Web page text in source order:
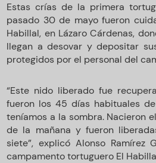
Estas crías de la primera
pasado 30 de mayo fueron
Habillal, en Lázaro Cárdenas,
llegan a desovar y depositar
protegidos por el personal del
“Este nido liberado fue
fueron los 45 días habituales
teníamos a la sombra. Nacieron
de la mañana y fueron
siete”, explicó Alonso Ramírez
campamento tortuguero El